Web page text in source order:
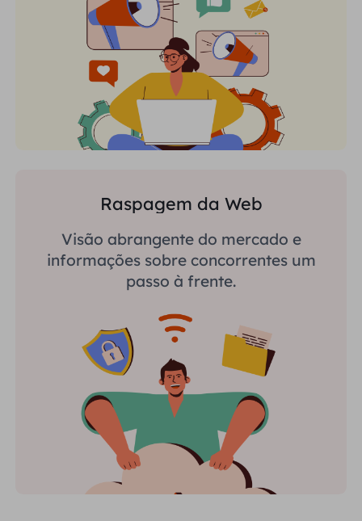
Raspagem da Web
Visão abrangente do mercado e
informações sobre concorrentes um
passo à frente.